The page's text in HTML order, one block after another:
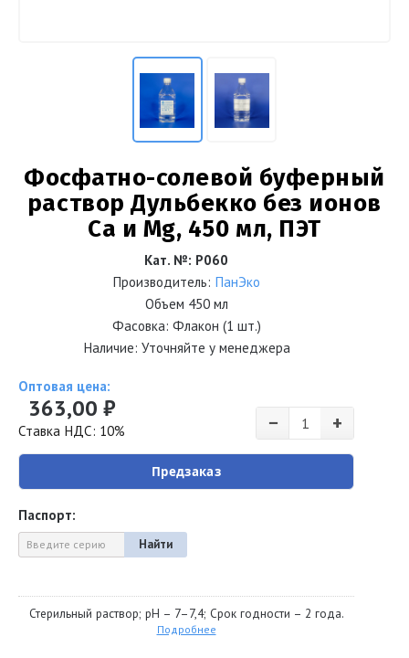
Фосфатно-солевой буферный
раствор Дульбекко без ионов
Ca и Mg, 450 мл, ПЭТ
Кат. №: Р060
Производитель: ПанЭко
Объем 450 мл
Фасовка: Флакон (1 шт.)
Наличие: Уточняйте у менеджера
Оптовая цена:
363,00 ₽
Ставка НДС: 10% − +
Предзаказ
Паспорт:
Найти
Стерильный раствор; pH – 7–7,4; Срок годности – 2 года.
Подробнее